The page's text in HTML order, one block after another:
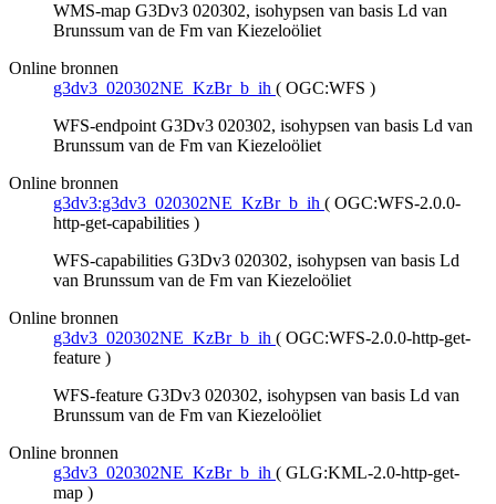
WMS-map G3Dv3 020302, isohypsen van basis Ld van
Brunssum van de Fm van Kiezeloöliet
Online bronnen
g3dv3_020302NE_KzBr_b_ih ( OGC:WFS )
WFS-endpoint G3Dv3 020302, isohypsen van basis Ld van
Brunssum van de Fm van Kiezeloöliet
Online bronnen
g3dv3:g3dv3_020302NE_KzBr_b_ih ( OGC:WFS-2.0.0-
http-get-capabilities )
WFS-capabilities G3Dv3 020302, isohypsen van basis Ld
van Brunssum van de Fm van Kiezeloöliet
Online bronnen
g3dv3_020302NE_KzBr_b_ih ( OGC:WFS-2.0.0-http-get-
feature )
WFS-feature G3Dv3 020302, isohypsen van basis Ld van
Brunssum van de Fm van Kiezeloöliet
Online bronnen
g3dv3_020302NE_KzBr_b_ih ( GLG:KML-2.0-http-get-
map )